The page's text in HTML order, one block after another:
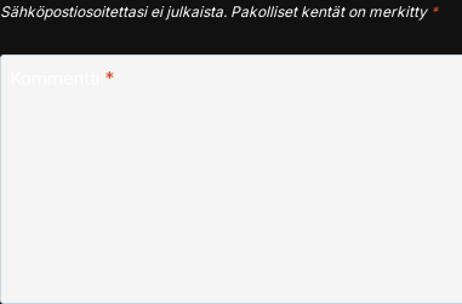
Sähköpostiosoitettasi ei julkaista. Pakolliset kentät on merkitty *
*